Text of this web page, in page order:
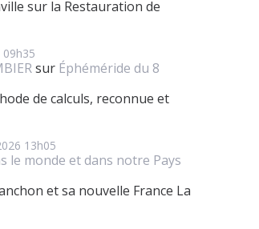
sur la Restauration de
09h35
sur Éphéméride du 8
de calculs, reconnue et
13h05
le monde et dans notre Pays
et sa nouvelle France La